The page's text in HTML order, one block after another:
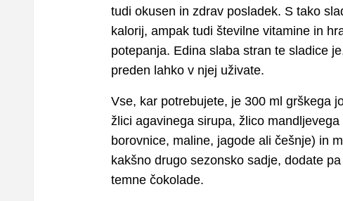
tudi okusen in zdrav posladek. S tako
kalorij, ampak tudi številne vitamine in
potepanja. Edina slaba stran te sladice
preden lahko v njej uživate.
Vse, kar potrebujete, je 300 ml grškega
žlici agavinega sirupa, žlico
borovnice, maline, jagode ali češnje) in
kakšno drugo sezonsko sadje, dodate
temne čokolade.